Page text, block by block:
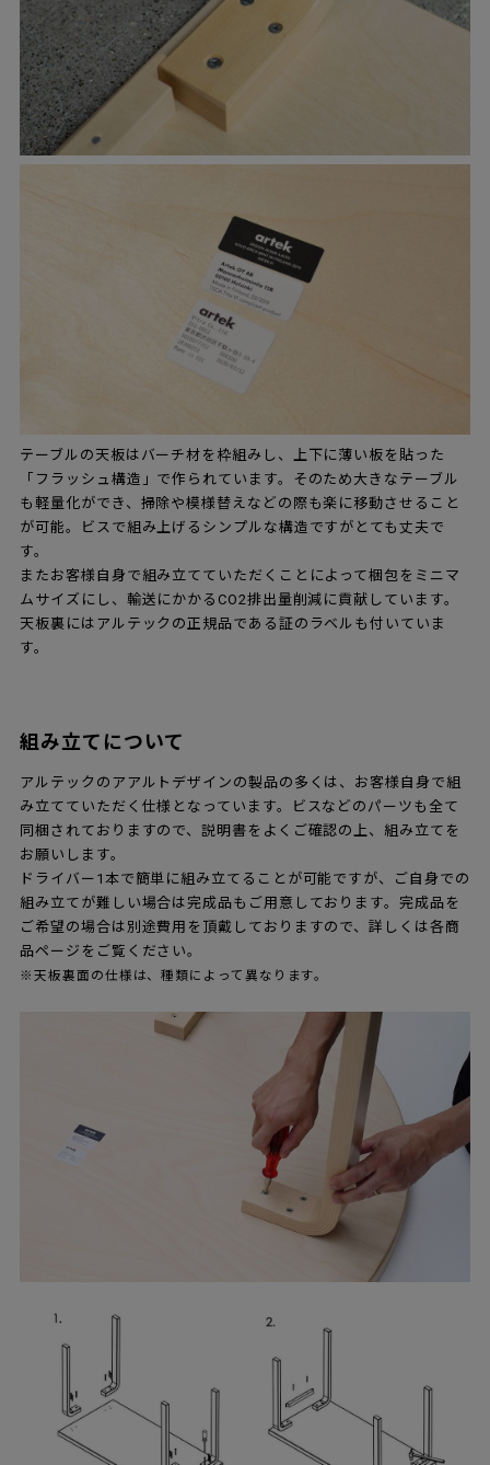
テーブルの天板はバーチ材を枠組みし、上下に薄い板を貼った
「フラッシュ構造」で作られています。そのため大きなテーブル
も軽量化ができ、掃除や模様替えなどの際も楽に移動させること
が可能。ビスで組み上げるシンプルな構造ですがとても丈夫で
す。
またお客様自身で組み立てていただくことによって梱包をミニマ
ムサイズにし、輸送にかかるCO2排出量削減に貢献しています。
天板裏にはアルテックの正規品である証のラベルも付いていま
す。
組み立てについて
アルテックのアアルトデザインの製品の多くは、お客様自身で組
み立てていただく仕様となっています。ビスなどのパーツも全て
同梱されておりますので、説明書をよくご確認の上、組み立てを
お願いします。
ドライバー1本で簡単に組み立てることが可能ですが、ご自身での
組み立てが難しい場合は完成品もご用意しております。完成品を
ご希望の場合は別途費用を頂戴しておりますので、詳しくは各商
品ページをご覧ください。
※天板裏面の仕様は、種類によって異なります。